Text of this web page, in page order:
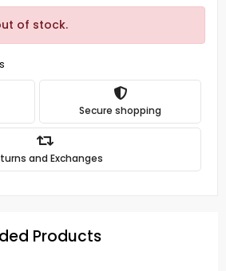
of stock.
Secure shopping
and Exchanges
Products